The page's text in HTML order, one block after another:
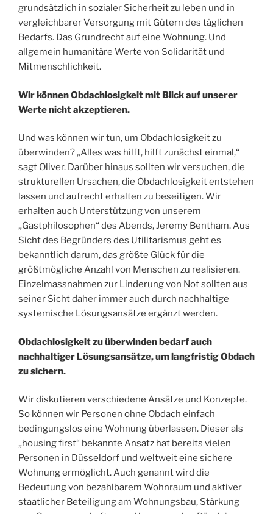
grundsätzlich in sozialer Sicherheit zu leben und in
vergleichbarer Versorgung mit Gütern des täglichen
Bedarfs. Das Grundrecht auf eine Wohnung. Und
allgemein humanitäre Werte von Solidarität und
Mitmenschlichkeit.
Wir können Obdachlosigkeit mit Blick auf unserer
Werte nicht akzeptieren.
Und was können wir tun, um Obdachlosigkeit zu
überwinden? „Alles was hilft, hilft zunächst einmal,“
sagt Oliver. Darüber hinaus sollten wir versuchen, die
strukturellen Ursachen, die Obdachlosigkeit entstehen
lassen und aufrecht erhalten zu beseitigen. Wir
erhalten auch Unterstützung von unserem
„Gastphilosophen“ des Abends, Jeremy Bentham. Aus
Sicht des Begründers des Utilitarismus geht es
bekanntlich darum, das größte Glück für die
größtmögliche Anzahl von Menschen zu realisieren.
Einzelmassnahmen zur Linderung von Not sollten aus
seiner Sicht daher immer auch durch nachhaltige
systemische Lösungsansätze ergänzt werden.
Obdachlosigkeit zu überwinden bedarf auch
nachhaltiger Lösungsansätze, um langfristig Obdach
zu sichern.
Wir diskutieren verschiedene Ansätze und Konzepte.
So können wir Personen ohne Obdach einfach
bedingungslos eine Wohnung überlassen. Dieser als
„housing first“ bekannte Ansatz hat bereits vielen
Personen in Düsseldorf und weltweit eine sichere
Wohnung ermöglicht. Auch genannt wird die
Bedeutung von bezahlbarem Wohnraum und aktiver
staatlicher Beteiligung am Wohnungsbau, Stärkung